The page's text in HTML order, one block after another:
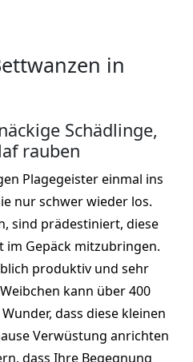
in
Schädlinge,
rauben
Plagegeister einmal ins
nur schwer wieder los.
sind prädestiniert, diese
im Gepäck mitzubringen.
produktiv und sehr
kann über 400
dass diese kleinen
Verwüstung anrichten
dass Ihre Begegnung